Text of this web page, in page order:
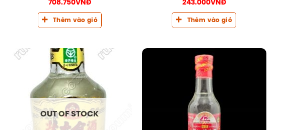
708.750VNĐ
Thêm vào giỏ
243.000VNĐ
Thêm vào giỏ
OUT OF STOCK